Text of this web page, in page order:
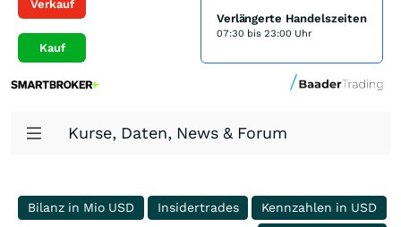
Verkauf
Kauf
Verlängerte Handelszeiten
07:30 bis 23:00 Uhr
Kurse, Daten, News & Forum
Bilanz in Mio USD Insidertrades
Kennzahlen in USD